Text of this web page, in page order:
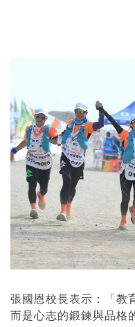
張國恩校長表示：「教
而是心志的鍛鍊與品格